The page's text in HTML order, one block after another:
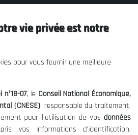
Nav
general assembly
vie privée est notre
pour vous fournir une meilleure
n°18-07, le Conseil National Économique,
(CNESE), responsable du traitement,
pour l'utilisation de vos données
vos informations d'identification,